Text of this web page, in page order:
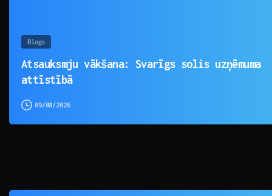
Blogs
Atsauksmju vākšana: Svarīgs solis uzņēmuma
attīstībā
09/08/2026